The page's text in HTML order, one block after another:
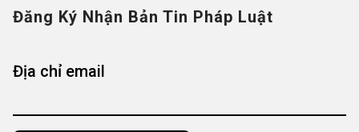
Đăng Ký Nhận Bản Tin Pháp Luật
Địa chỉ email